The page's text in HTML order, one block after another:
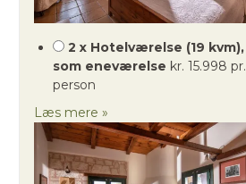
2 x Hotelværelse (19 kvm),
som eneværelse kr. 15.998 pr.
person
Læs mere »